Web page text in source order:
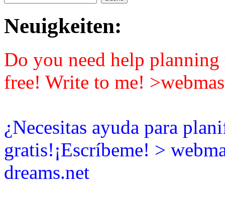
Neuigkeiten:
Do you need help
free! Write to me!
¿Necesitas ayuda para
gratis!¡Escríbeme! >
dreams.net